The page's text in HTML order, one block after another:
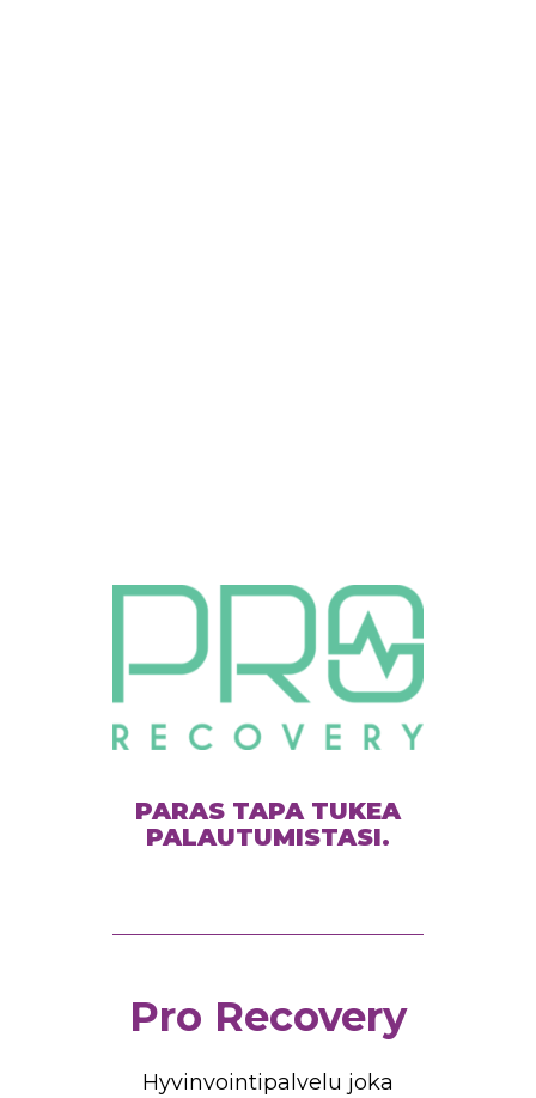
Pro Recovery
Hyvinvointipalvelu joka
PARAS TAPA TUKEA
PALAUTUMISTASI.